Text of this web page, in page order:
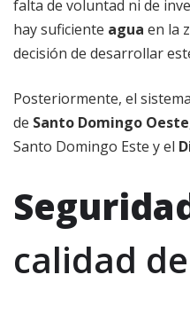
falta de voluntad ni de
hay suficiente agua en la
decisión de desarrollar
Posteriormente, el
de Santo Domingo Oeste
Santo Domingo Este y el
calidad